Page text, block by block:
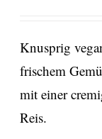
Knusprig
frischem
mit einer
Reis.